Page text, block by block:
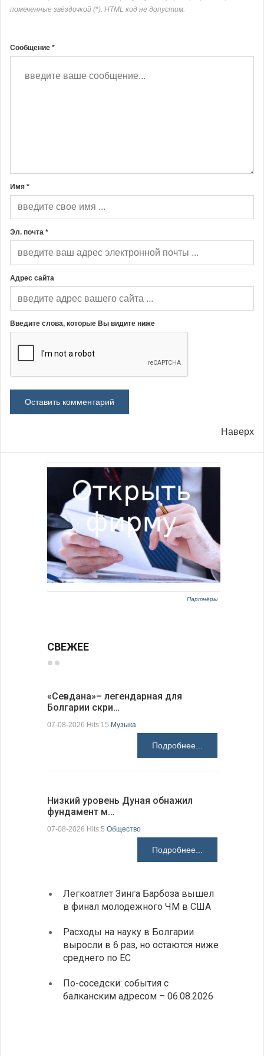
помеченные звёздочкой (*). HTML код не допустим.
Сообщение *
Имя *
Эл. почта *
Адрес сайта
Введите слова, которые Вы видите ниже
Наверх
Партнёры
СВЕЖЕЕ
«Севдана»– легендарная для
Болгарии скри…
07-08-2026 Hits:15 Музыка
Подробнее...
Низкий уровень Дуная обнажил
фундамент м…
07-08-2026 Hits:5 Общество
Подробнее...
Легкоатлет Зинга Барбоза вышел
в финал молодежного ЧМ в США
Расходы на науку в Болгарии
выросли в 6 раз, но остаются ниже
среднего по ЕС
По-соседски: события с
балканским адресом – 06.08.2026